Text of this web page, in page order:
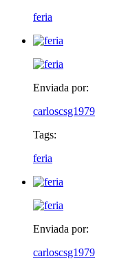
feria
Enviada por:
carloscsg1979
Tags:
feria
Enviada por:
carloscsg1979